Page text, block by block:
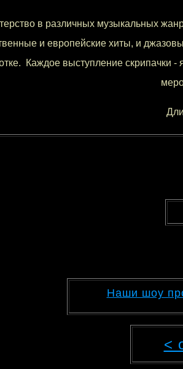
в различных музыкальных
и европейские хиты, и
Каждое выступление скрипачки
Наши шоу
<